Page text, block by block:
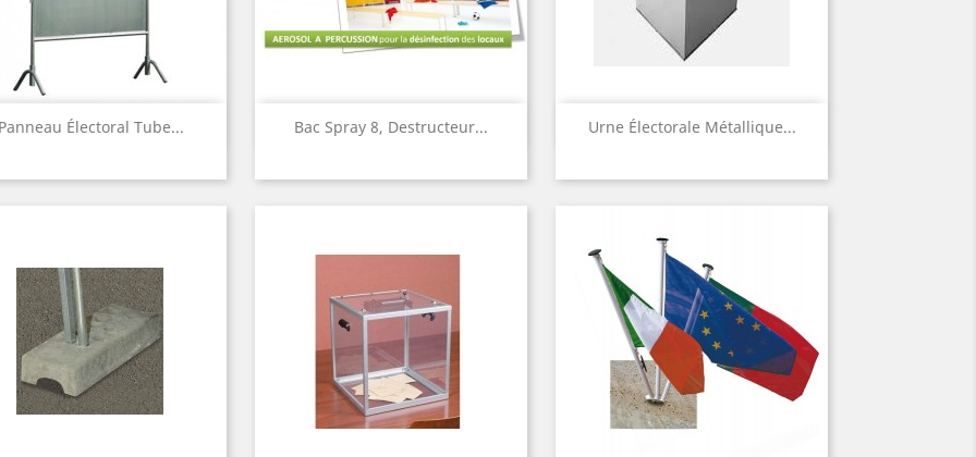
Électoral Tube...
Aperçu rapide Bac Spray 8, Destructeur...
Aperçu rapide Urne Électorale Métallique...
Aperçu rapide